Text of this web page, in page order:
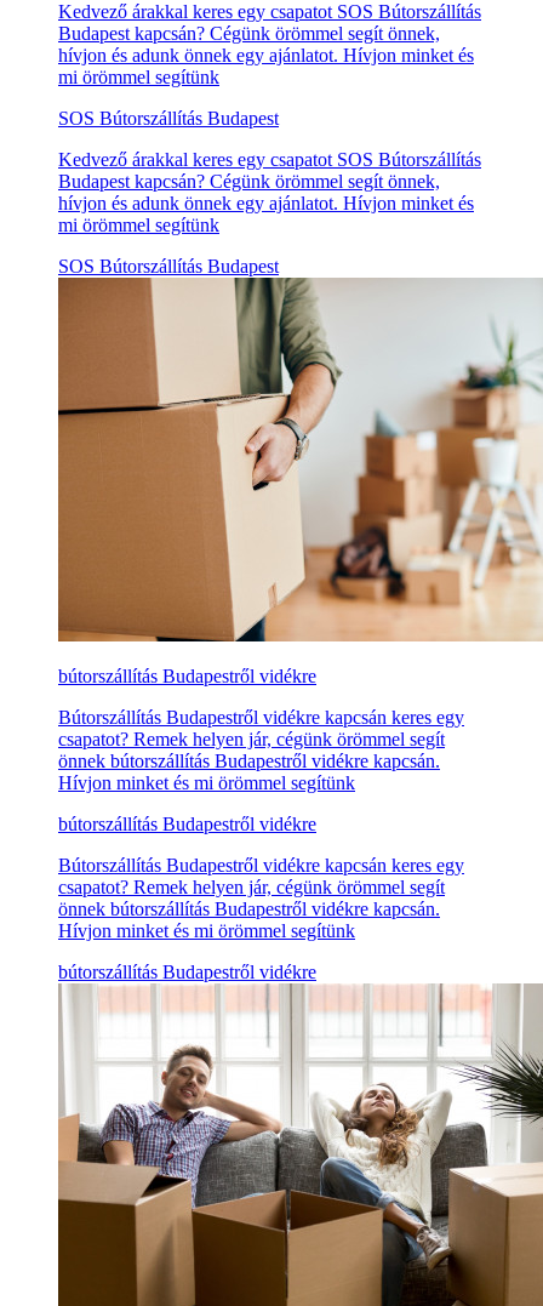
Kedvező árakkal keres egy csapatot SOS Bútorszállítás
Budapest kapcsán? Cégünk örömmel segít önnek,
hívjon és adunk önnek egy ajánlatot. Hívjon minket és
mi örömmel segítünk
SOS Bútorszállítás Budapest
Kedvező árakkal keres egy csapatot SOS Bútorszállítás
Budapest kapcsán? Cégünk örömmel segít önnek,
hívjon és adunk önnek egy ajánlatot. Hívjon minket és
mi örömmel segítünk
SOS Bútorszállítás Budapest
bútorszállítás Budapestről vidékre
Bútorszállítás Budapestről vidékre kapcsán keres egy
csapatot? Remek helyen jár, cégünk örömmel segít
önnek bútorszállítás Budapestről vidékre kapcsán.
Hívjon minket és mi örömmel segítünk
bútorszállítás Budapestről vidékre
Bútorszállítás Budapestről vidékre kapcsán keres egy
csapatot? Remek helyen jár, cégünk örömmel segít
önnek bútorszállítás Budapestről vidékre kapcsán.
Hívjon minket és mi örömmel segítünk
bútorszállítás Budapestről vidékre